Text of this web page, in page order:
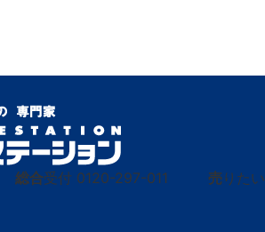
総合受付 0120-297-011 売りたい